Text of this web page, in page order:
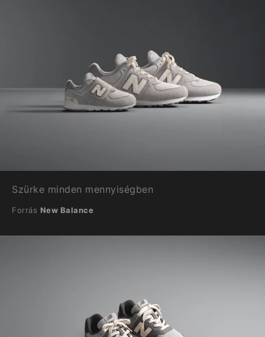
Szürke minden mennyiségben
Forrás New Balance